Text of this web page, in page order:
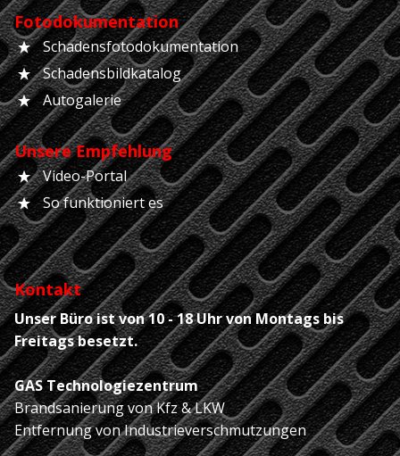
Fotodokumentation
Schadensfotodokumentation
Schadensbildkatalog
Autogalerie
Unsere Empfehlung
Video-Portal
So funktioniert es
Kontakt
Unser Büro ist von 10 - 18 Uhr von Montags bis
Freitags besetzt.
GAS Technologiezentrum
Brandsanierung von Kfz & LKW
Entfernung von Industrieverschmutzungen